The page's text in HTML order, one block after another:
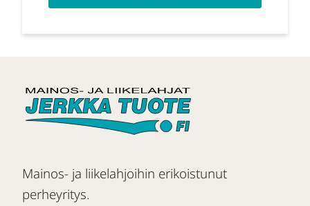
Mainos- ja liikelahjoihin erikoistunut
perheyritys.